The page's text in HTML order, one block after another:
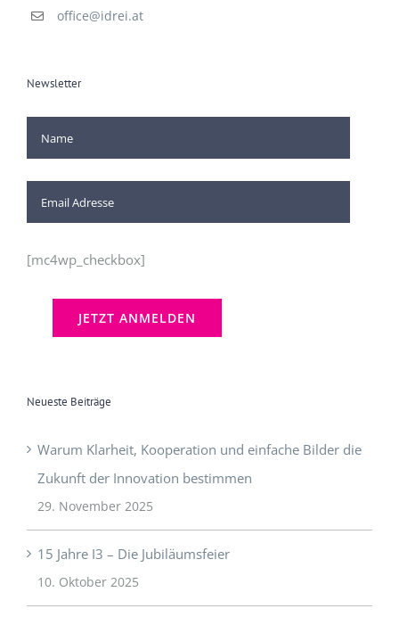
office@idrei.at
Newsletter
[mc4wp_checkbox]
Neueste Beiträge
Warum Klarheit, Kooperation und einfache Bilder die
Zukunft der Innovation bestimmen
29. November 2025
15 Jahre I3 – Die Jubiläumsfeier
10. Oktober 2025